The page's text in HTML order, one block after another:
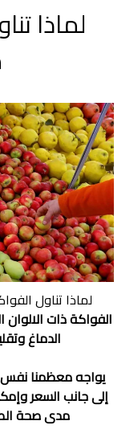
لماذا
لماذا تناول
الفواكة ذات
الدماغ
يواجه معظمنا نفس
إلى جانب السعر
مدى صحة